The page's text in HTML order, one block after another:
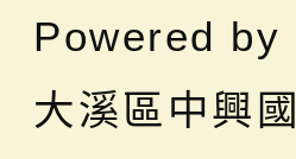
Powered by
大溪區中興